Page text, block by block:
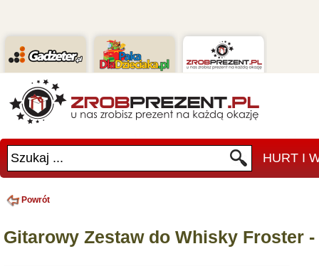
Szukaj ... HURT I
Powrót
Gitarowy Zestaw do Whisky Froster